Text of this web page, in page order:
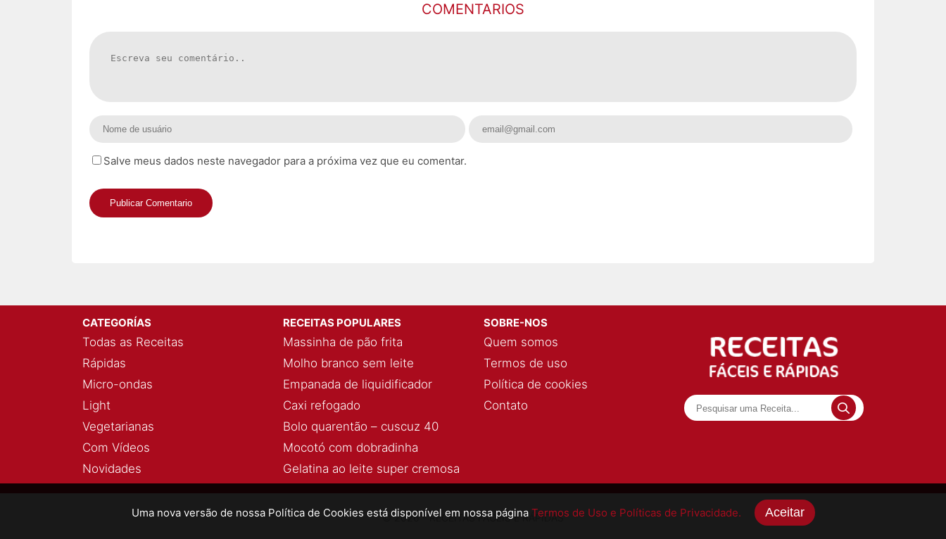
COMENTARIOS
Salve meus dados neste navegador para a próxima vez que eu comentar.
Uma nova versão de nossa Política de Cookies está disponível em nossa página Termos de Uso e Políticas de Privacidade. Aceitar
CATEGORÍAS
Todas as Receitas
Rápidas
Micro-ondas
Light
Vegetarianas
Com Vídeos
Novidades
RECEITAS POPULARES
Massinha de pão frita
Molho branco sem leite
Empanada de liquidificador
Caxi refogado
Bolo quarentão – cuscuz 40
Mocotó com dobradinha
Gelatina ao leite super cremosa
SOBRE-NOS
Quem somos
Termos de uso
Política de cookies
Contato
© 2026 - RECEITAS FÁCEIS E RÁPIDAS